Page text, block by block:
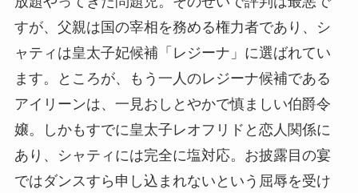
すが、父親は国の宰相を務める権力者であり、シ
ャティは皇太子妃候補「レジーナ」に選ばれてい
ます。ところが、もう一人のレジーナ候補である
アイリーンは、一見おしとやかで慎ましい伯爵令
嬢。しかもすでに皇太子レオフリドと恋人関係に
あり、シャティには完全に塩対応。お披露目の宴
ではダンスすら申し込まれないという屈辱を受け